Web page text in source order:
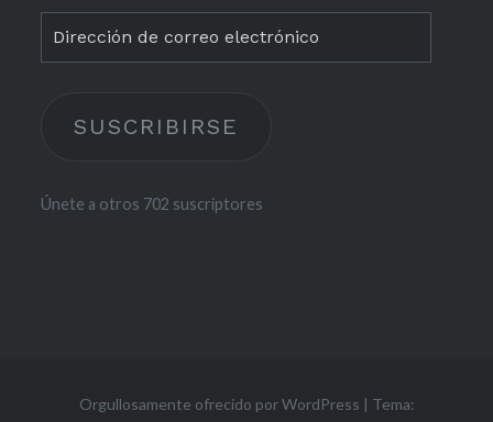
Dirección
de
electrónico
SUSCRIBIRSE
Únete a otros 702 suscriptores
Orgullosamente ofrecido por WordPress | Tema: